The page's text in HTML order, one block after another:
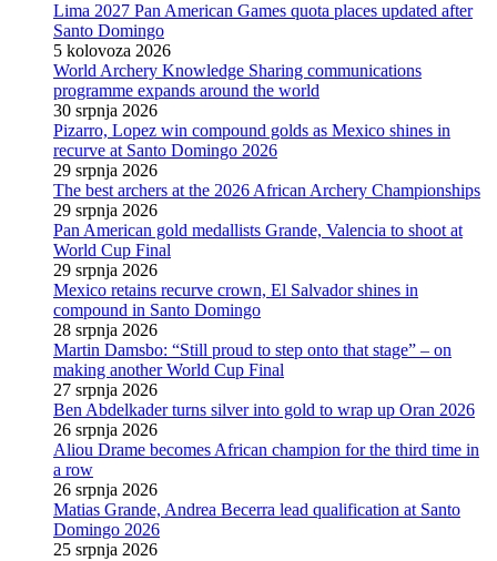
Lima 2027 Pan American Games quota places updated after
Santo Domingo
5 kolovoza 2026
World Archery Knowledge Sharing communications
programme expands around the world
30 srpnja 2026
Pizarro, Lopez win compound golds as Mexico shines in
recurve at Santo Domingo 2026
29 srpnja 2026
The best archers at the 2026 African Archery Championships
29 srpnja 2026
Pan American gold medallists Grande, Valencia to shoot at
World Cup Final
29 srpnja 2026
Mexico retains recurve crown, El Salvador shines in
compound in Santo Domingo
28 srpnja 2026
Martin Damsbo: “Still proud to step onto that stage” – on
making another World Cup Final
27 srpnja 2026
Ben Abdelkader turns silver into gold to wrap up Oran 2026
26 srpnja 2026
Aliou Drame becomes African champion for the third time in
a row
26 srpnja 2026
Matias Grande, Andrea Becerra lead qualification at Santo
Domingo 2026
25 srpnja 2026